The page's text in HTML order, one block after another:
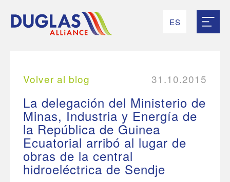
ES
Volver al blog 31.10.2015
La delegación del Ministerio de
Minas, Industria y Energía de
la República de Guinea
Ecuatorial arribó al lugar de
obras de la central
hidroeléctrica de Sendje